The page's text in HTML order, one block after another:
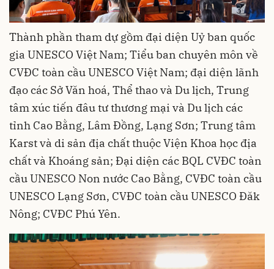
Thành phần tham dự gồm đại diện Uỷ ban quốc
gia UNESCO Việt Nam; Tiểu ban chuyên môn về
CVĐC toàn cầu UNESCO Việt Nam; đại diện lãnh
đạo các Sở Văn hoá, Thể thao và Du lịch, Trung
tâm xúc tiến đâu tư thương mại và Du lịch các
tỉnh Cao Bằng, Lâm Đồng, Lạng Sơn; Trung tâm
Karst và di sản địa chất thuộc Viện Khoa học địa
chất và Khoáng sản; Đại diện các BQL CVĐC toàn
cầu UNESCO Non nước Cao Bằng, CVĐC toàn cầu
UNESCO Lạng Sơn, CVĐC toàn cầu UNESCO Đăk
Nông; CVĐC Phú Yên.